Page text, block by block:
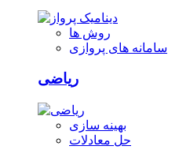
روش ها
سامانه های پروازی
ریاضی
بهینه سازی
حل معادلات